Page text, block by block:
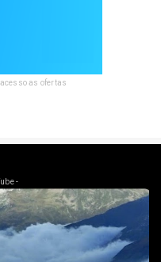
as ofertas
-